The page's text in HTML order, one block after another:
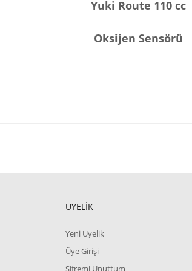
Yuki Route 110 cc
Oksijen Sensörü
ÜYELİK
Yeni Üyelik
Üye Girişi
Şifremi Unuttum